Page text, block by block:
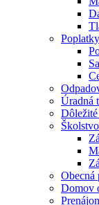
Úradná
Dôležité
Školstvo
Obecná
Domov